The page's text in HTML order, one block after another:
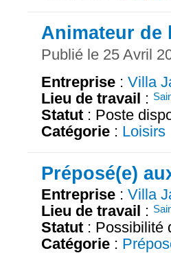
Animateur de
Publié le 25 Avril
Entreprise : Villa
Lieu de travail :
Statut : Poste
Catégorie : Loisirs
Préposé(e)
Entreprise : Villa
Lieu de travail :
Statut : Possibilité
Catégorie :